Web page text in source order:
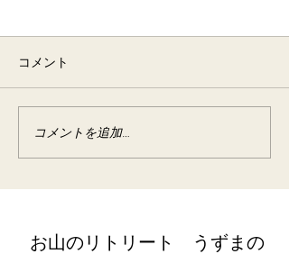
2025年6月 イベント宿泊
コメント
コメントを追加…
​お山のリトリート うずまの